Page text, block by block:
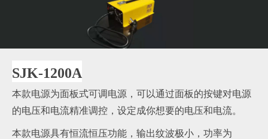
SJK-1200A
本款电源为面板式可调电源，可以通过面板的按键对电源
的电压和电流精准调控，设定成你想要的电压和电流。
本款电源具有恒流恒压功能，输出纹波极小，功率为